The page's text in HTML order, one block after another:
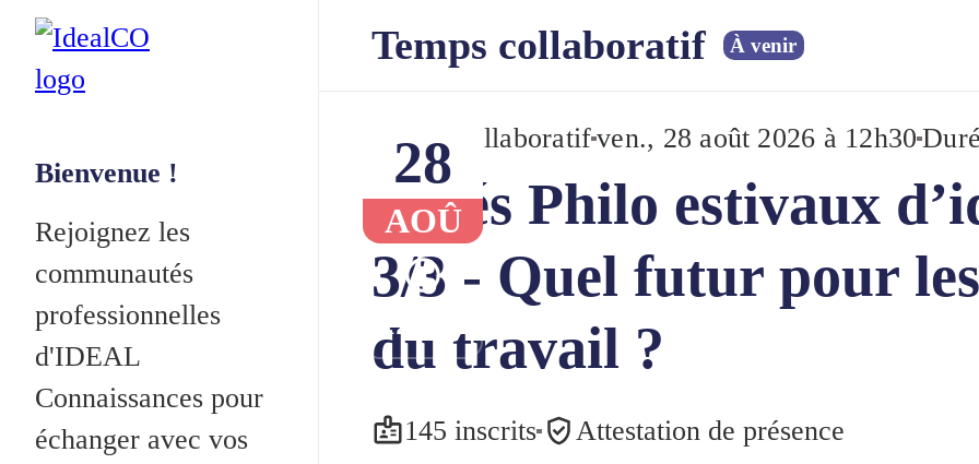
Bienvenue !
Rejoignez les
communautés
professionnelles
d'IDEAL
Connaissances pour
échanger avec vos
Temps collaboratif À venir
28
AOÛ
12h30
Temps collaboratifven., 28 août 2026 à 12h30
Cafés Philo estivaux
3/3 - Quel futur pour
du travail ?
145 inscrits Attestation de présence